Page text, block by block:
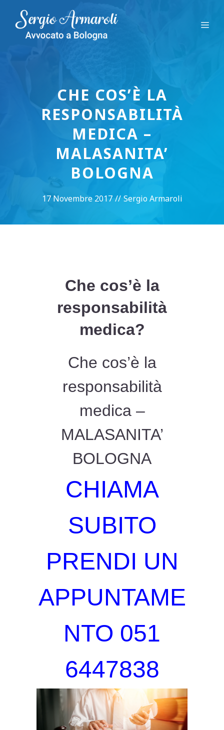
contenuto
CHE COS’È LA
RESPONSABILITÀ
MEDICA –
MALASANITA’
BOLOGNA
17 Novembre 2017 // Sergio Armaroli
Che cos’è la
responsabilità
medica?
Che cos’è la
responsabilità
medica –
MALASANITA’
BOLOGNA
CHIAMA
SUBITO
PRENDI UN
APPUNTAME
NTO 051
6447838